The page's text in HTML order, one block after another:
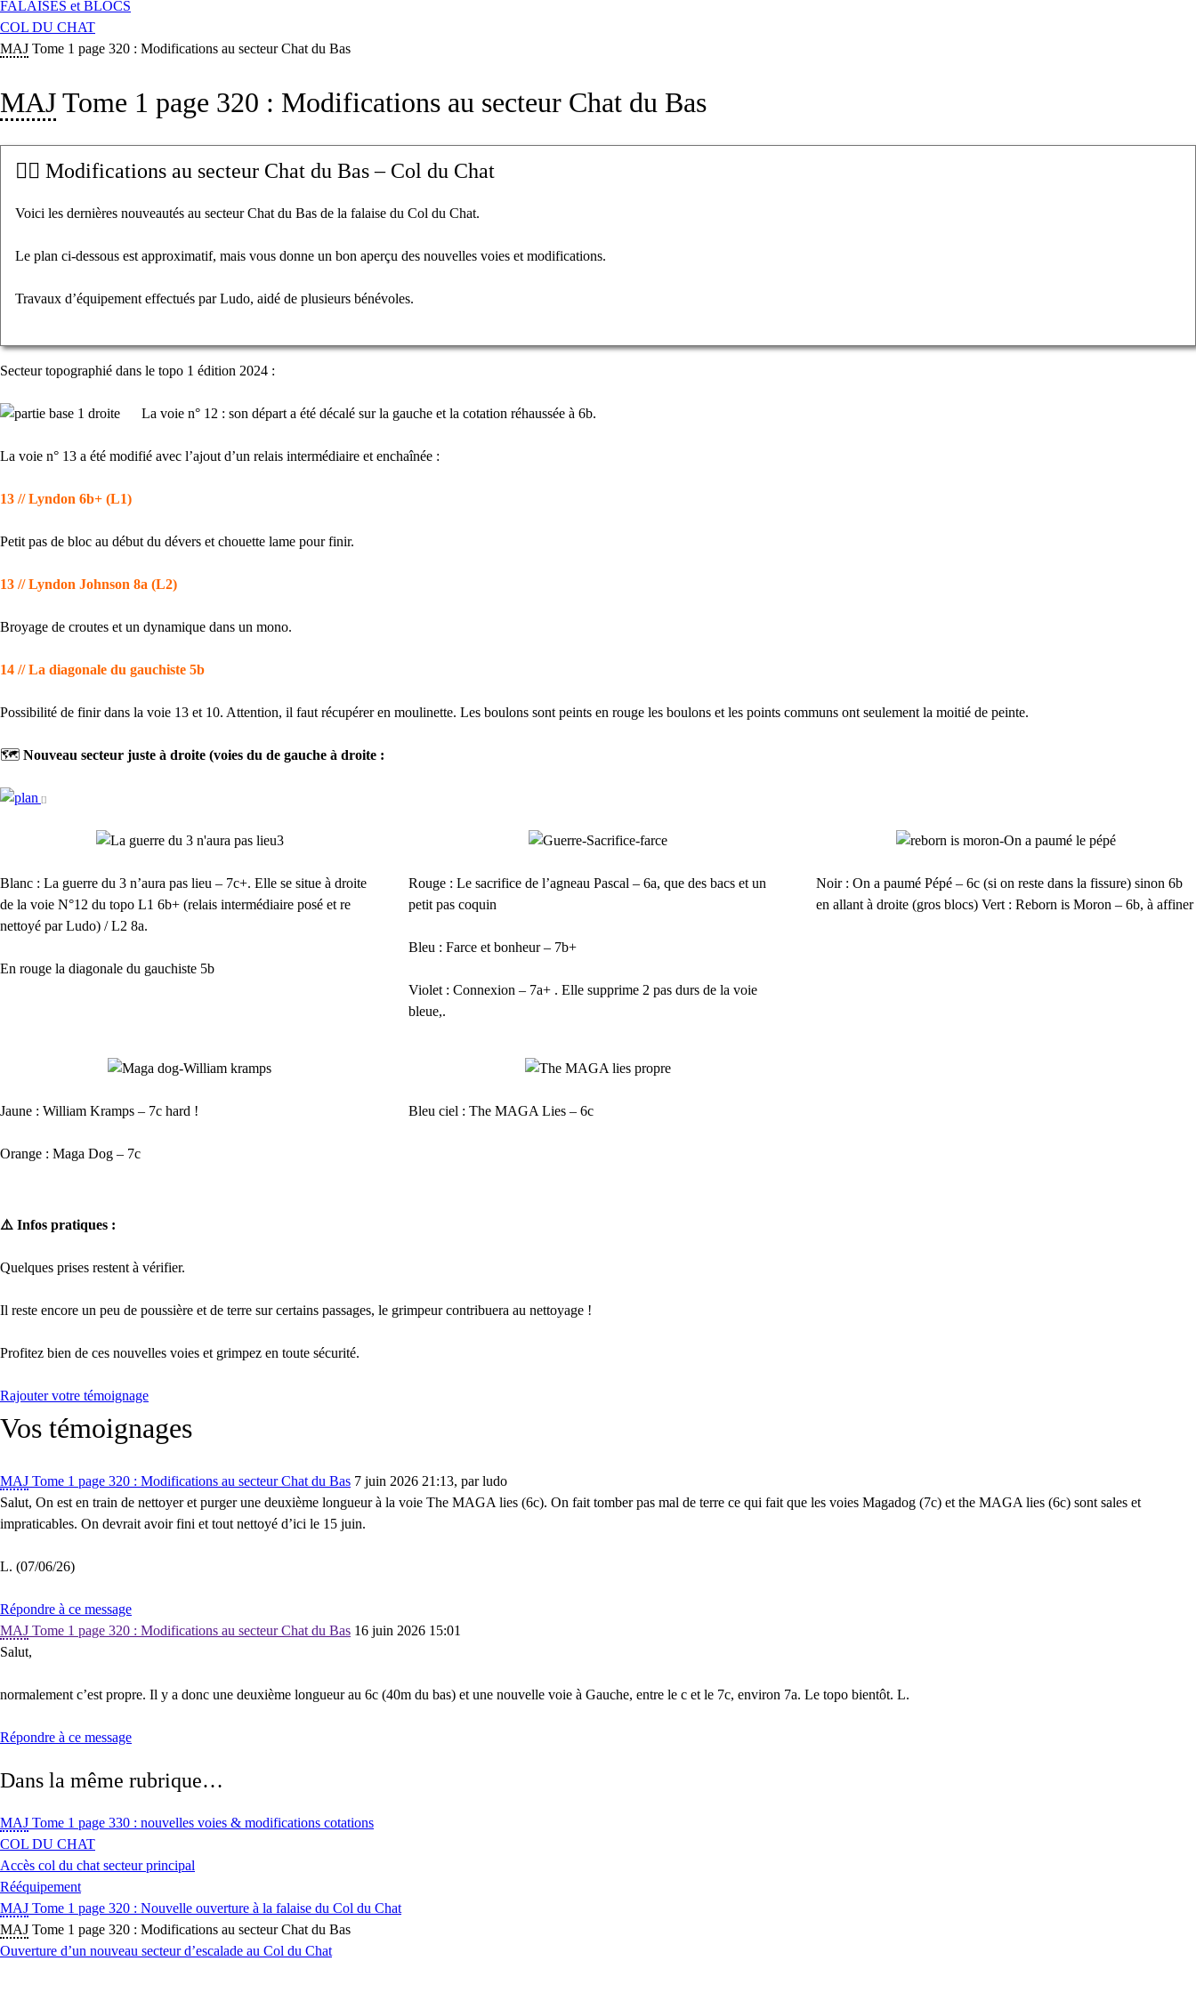
FALAISES et BLOCS
COL DU CHAT
MAJ Tome 1 page 320 : Modifications au secteur Chat du Bas
MAJTome 1 page 320 : Modifications au secteur Chat du Bas
🧗‍♂️ Modifications au secteur Chat du Bas – Col du Chat
Voici les dernières nouveautés au secteur Chat du Bas de la falaise du Col du Chat.
Le plan ci-dessous est approximatif, mais vous donne un bon aperçu des nouvelles voies et modifications.
Travaux d’équipement effectués par Ludo, aidé de plusieurs bénévoles.
Secteur topographié dans le topo 1 édition 2024 :
La voie n° 12 : son départ a été décalé sur la gauche et la cotation réhaussée à 6b.
La voie n° 13 a été modifié avec l’ajout d’un relais intermédiaire et enchaînée :
13 // Lyndon 6b+ (L1)
Petit pas de bloc au début du dévers et chouette lame pour finir.
13 // Lyndon Johnson 8a (L2)
Broyage de croutes et un dynamique dans un mono.
14 // La diagonale du gauchiste 5b
Possibilité de finir dans la voie 13 et 10. Attention, il faut récupérer en moulinette. Les boulons sont peints en rouge les boulons et les points communs ont seulement la moitié de peinte.
🗺️ Nouveau secteur juste à droite (voies du de gauche à droite :
Blanc : La guerre du 3 n’aura pas lieu – 7c+. Elle se situe à droite
de la voie N°12 du topo L1 6b+ (relais intermédiaire posé et re
nettoyé par Ludo) / L2 8a.
En rouge la diagonale du gauchiste 5b
Rouge : Le sacrifice de l’agneau Pascal – 6a, que des bacs et un
petit pas coquin
Bleu : Farce et bonheur – 7b+
Violet : Connexion – 7a+ . Elle supprime 2 pas durs de la voie
bleue,.
Noir : On a paumé Pépé – 6c (si on reste dans la fissure) sinon 6b
en allant à droite (gros blocs) Vert : Reborn is Moron – 6b, à affiner
Jaune : William Kramps – 7c hard !
Orange : Maga Dog – 7c
Bleu ciel : The MAGA Lies – 6c
⚠️ Infos pratiques :
Quelques prises restent à vérifier.
Il reste encore un peu de poussière et de terre sur certains passages, le grimpeur contribuera au nettoyage !
Profitez bien de ces nouvelles voies et grimpez en toute sécurité.
Rajouter votre témoignage
Vos témoignages
MAJ Tome 1 page 320 : Modifications au secteur Chat du Bas 7 juin 2026 21:13, par ludo
Salut, On est en train de nettoyer et purger une deuxième longueur à la voie The MAGA lies (6c). On fait tomber pas mal de terre ce qui fait que les voies Magadog (7c) et the MAGA lies (6c) sont sales et
impraticables. On devrait avoir fini et tout nettoyé d’ici le 15 juin.
L. (07/06/26)
Répondre à ce message
MAJ Tome 1 page 320 : Modifications au secteur Chat du Bas 16 juin 2026 15:01
Salut,
normalement c’est propre. Il y a donc une deuxième longueur au 6c (40m du bas) et une nouvelle voie à Gauche, entre le c et le 7c, environ 7a. Le topo bientôt. L.
Répondre à ce message
Dans la même rubrique…
MAJ Tome 1 page 330 : nouvelles voies & modifications cotations
COL DU CHAT
Accès col du chat secteur principal
Rééquipement
MAJ Tome 1 page 320 : Nouvelle ouverture à la falaise du Col du Chat
MAJ Tome 1 page 320 : Modifications au secteur Chat du Bas
Ouverture d’un nouveau secteur d’escalade au Col du Chat